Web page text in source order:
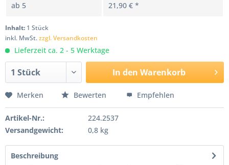
ab 5 21,90 € *
Inhalt: 1 Stück
inkl. MwSt.zzgl. Versandkosten
Lieferzeit ca. 2 - 5 Werktage
In den Warenkorb
Merken Bewerten Empfehlen
Artikel-Nr.:
224.2537
Versandgewicht:
0,8 kg
Beschreibung